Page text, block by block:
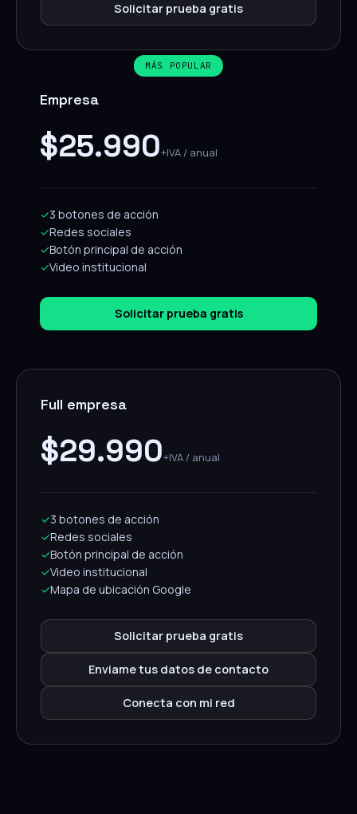
Solicitar prueba gratis
MÁS POPULAR
Empresa
$25.990+IVA / anual
✓3 botones de acción
✓Redes sociales
✓Botón principal de acción
✓Video institucional
Solicitar prueba gratis
Full empresa
$29.990+IVA / anual
✓3 botones de acción
✓Redes sociales
✓Botón principal de acción
✓Video institucional
✓Mapa de ubicación Google
Solicitar prueba gratis
Enviame tus datos de contacto
Conecta con mi red